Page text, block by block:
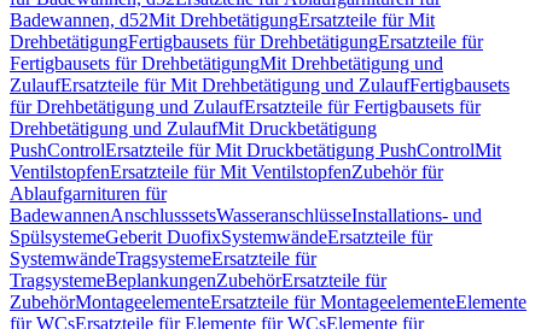
Badewannen, d52Mit DrehbetätigungErsatzteile für Mit
DrehbetätigungFertigbausets für DrehbetätigungErsatzteile für
Fertigbausets für DrehbetätigungMit Drehbetätigung und
ZulaufErsatzteile für Mit Drehbetätigung und ZulaufFertigbausets
für Drehbetätigung und ZulaufErsatzteile für Fertigbausets für
Drehbetätigung und ZulaufMit Druckbetätigung
PushControlErsatzteile für Mit Druckbetätigung PushControlMit
VentilstopfenErsatzteile für Mit VentilstopfenZubehör für
Ablaufgarnituren für
BadewannenAnschlusssetsWasseranschlüsseInstallations- und
SpülsystemeGeberit DuofixSystemwändeErsatzteile für
SystemwändeTragsystemeErsatzteile für
TragsystemeBeplankungenZubehörErsatzteile für
ZubehörMontageelementeErsatzteile für MontageelementeElemente
für WCsErsatzteile für Elemente für WCsElemente für